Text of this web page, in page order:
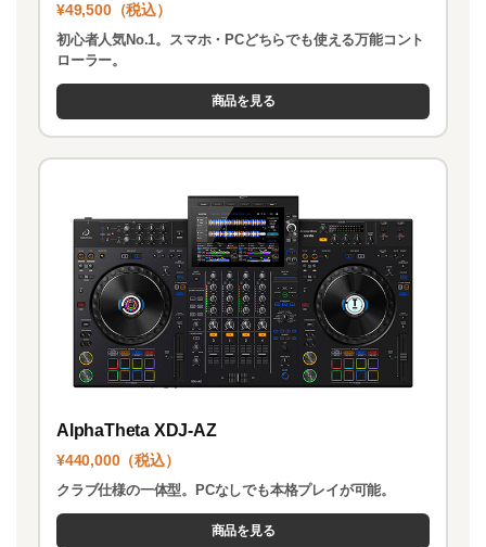
¥49,500（税込）
初心者人気No.1。スマホ・PCどちらでも使える万能コント
ローラー。
商品を見る
AlphaTheta XDJ-AZ
¥440,000（税込）
クラブ仕様の一体型。PCなしでも本格プレイが可能。
商品を見る